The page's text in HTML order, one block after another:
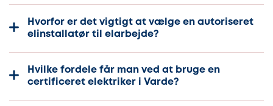
Hvorfor er det vigtigt at vælge en autoriseret
elinstallatør til elarbejde?
Hvilke fordele får man ved at bruge en
certificeret elektriker i Varde?